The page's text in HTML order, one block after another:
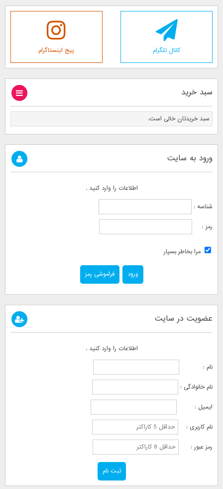
کانال تلگرام پیج اینستاگرام
سبد خرید
سبد خریدتان خالی است.
ورود به سایت
اطلاعات را وارد کنید .
شناسه :
رمز :
مرا بخاطر بسپار
فراموشی رمز
عضویت در سایت
اطلاعات را وارد کنید .
نام :
نام خانوادگی :
ایمیل :
نام کاربری :
رمز عبور :